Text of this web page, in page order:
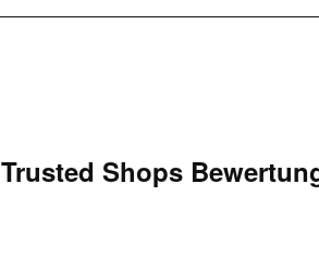
Trusted Shops